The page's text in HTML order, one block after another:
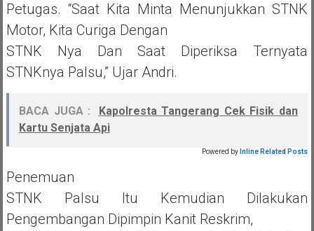
Petugas. “Saat Kita Minta Menunjukkan STNK
Motor, Kita Curiga Dengan
STNK Nya Dan Saat Diperiksa Ternyata
STNKnya Palsu,” Ujar Andri.
BACA JUGA :
Kapolresta Tangerang Cek Fisik dan
Kartu Senjata Api
Powered by Inline Related Posts
Penemuan
STNK Palsu Itu Kemudian Dilakukan
Pengembangan Dipimpin Kanit Reskrim,